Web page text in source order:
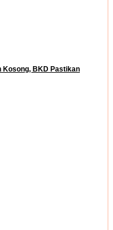
Kosong, BKD Pastikan